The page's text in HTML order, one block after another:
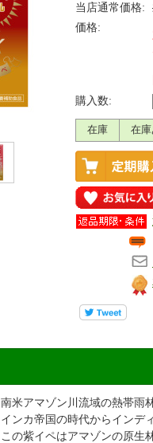
当店通常価格:
価格:
購入数:
在庫 在庫
南米アマゾン川流域の熱帯雨
インカ帝国の時代からインデ
この紫イペはアマゾンの原生